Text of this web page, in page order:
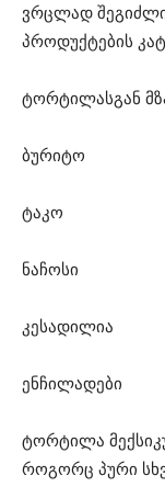
ვრცლად
პროდუქტების
ტორტილასგან
ბურიტო
ტაკო
ნაჩოსი
კესადილია
ენჩილადები
ტორტილა
როგორც პური